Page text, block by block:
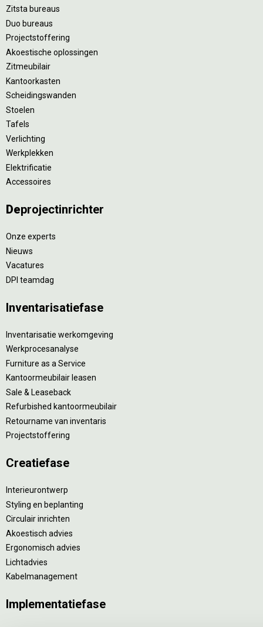
Zitsta bureaus
Duo bureaus
Projectstoffering
Akoestische oplossingen
Zitmeubilair
Kantoorkasten
Scheidingswanden
Stoelen
Tafels
Verlichting
Werkplekken
Elektrificatie
Accessoires
Deprojectinrichter
Onze experts
Nieuws
Vacatures
DPI teamdag
Inventarisatiefase
Inventarisatie werkomgeving
Werkprocesanalyse
Furniture as a Service
Kantoormeubilair leasen
Sale & Leaseback
Refurbished kantoormeubilair
Retourname van inventaris
Projectstoffering
Creatiefase
Interieurontwerp
Styling en beplanting
Circulair inrichten
Akoestisch advies
Ergonomisch advies
Lichtadvies
Kabelmanagement
Implementatiefase